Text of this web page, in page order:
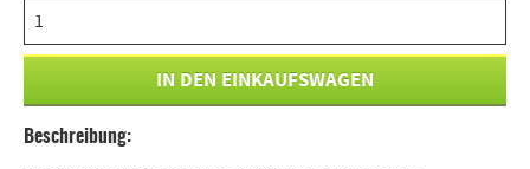
Beschreibung: